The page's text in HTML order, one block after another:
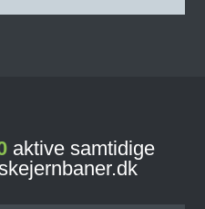
aktive samtidige